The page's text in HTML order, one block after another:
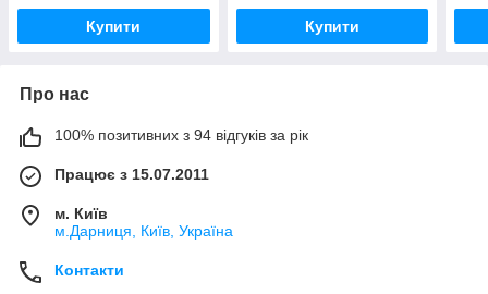
Купити Купити
Про нас
100% позитивних з 94 відгуків за рік
Працює з 15.07.2011
м. Київ
м.Дарниця, Київ, Україна
Контакти